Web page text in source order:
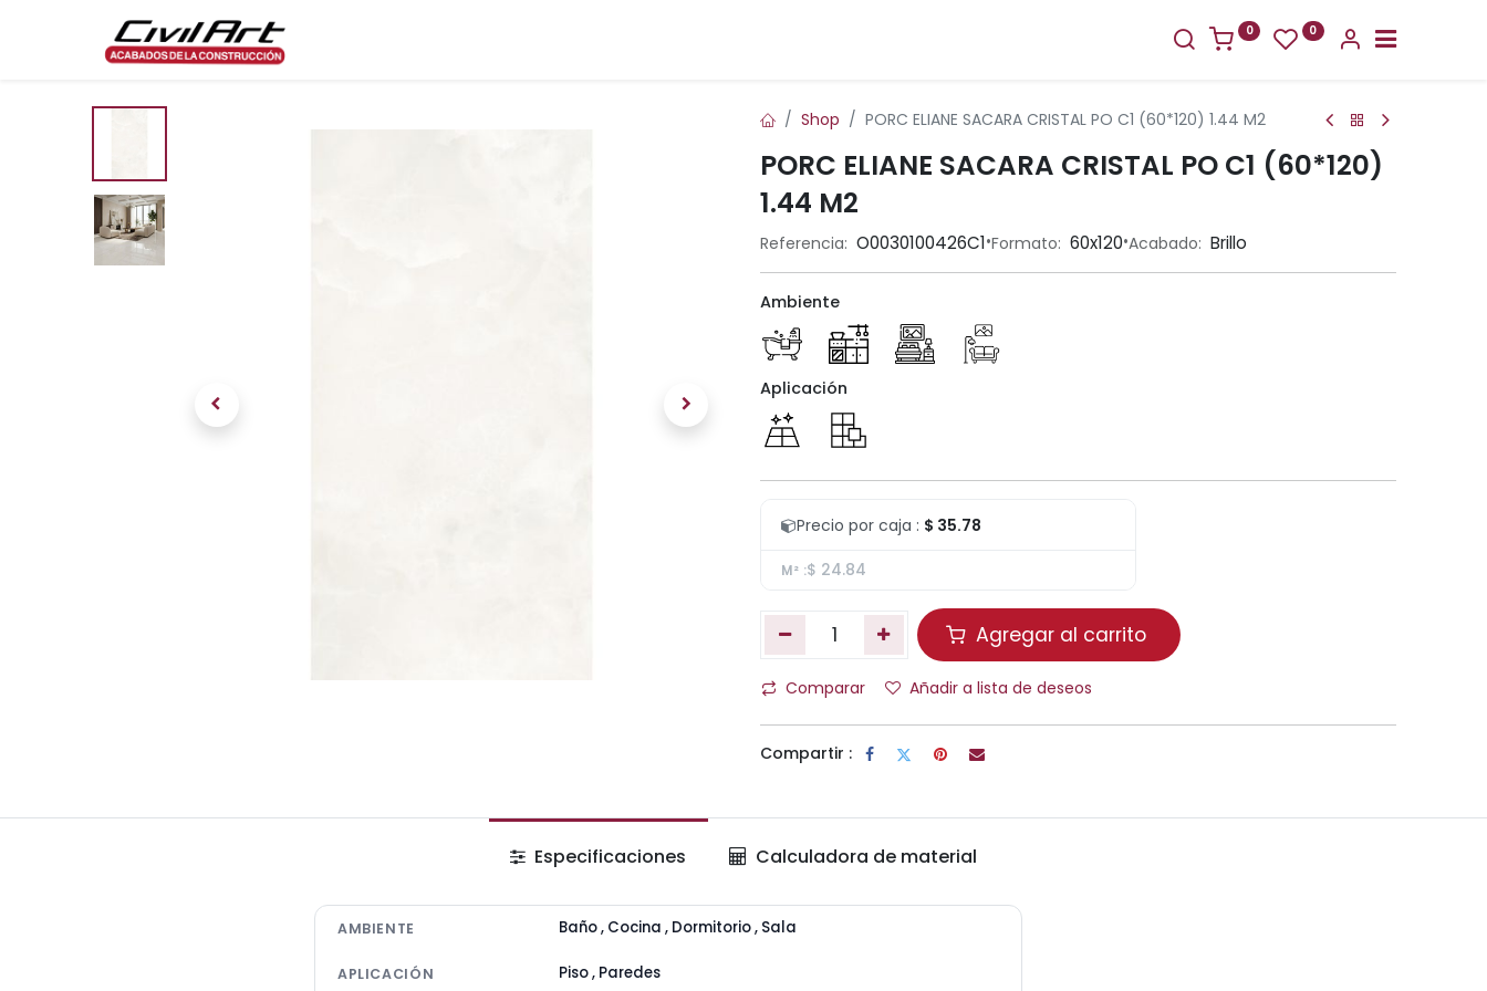
0 0
Shop PORC ELIANE SACARA CRISTAL PO C1 (60*120) 1.44 M2
PORC ELIANE SACARA CRISTAL PO C1 (60*120)
1.44 M2
Referencia: O0030100426C1•Formato: 60x120•Acabado: Brillo
Ambiente
Aplicación
Precio por caja : $ 35.78
M² :$ 24.84
Agregar al carrito
Comparar Añadir a lista de deseos
Compartir :
Especificaciones Calculadora de material
AMBIENTE Baño, Cocina , Dormitorio, Sala
APLICACIÓN Piso, Paredes